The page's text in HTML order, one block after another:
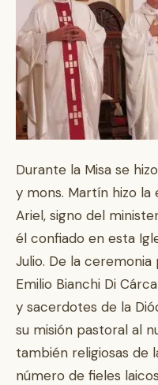
Durante la Misa se
y mons. Martín hizo
Ariel, signo del
él confiado en esta
Julio. De la
Emilio Bianchi Di
y sacerdotes de la
su misión pastoral al
también religiosas de
número de fieles